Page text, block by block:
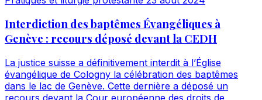
Interdiction des baptêmes Évangéliques à
Genève : recours déposé devant la CEDH
La justice suisse a définitivement interdit à l’Église
évangélique de Cologny la célébration des baptêmes
dans le lac de Genève. Cette dernière a déposé un
recours devant la Cour européenne des droits de